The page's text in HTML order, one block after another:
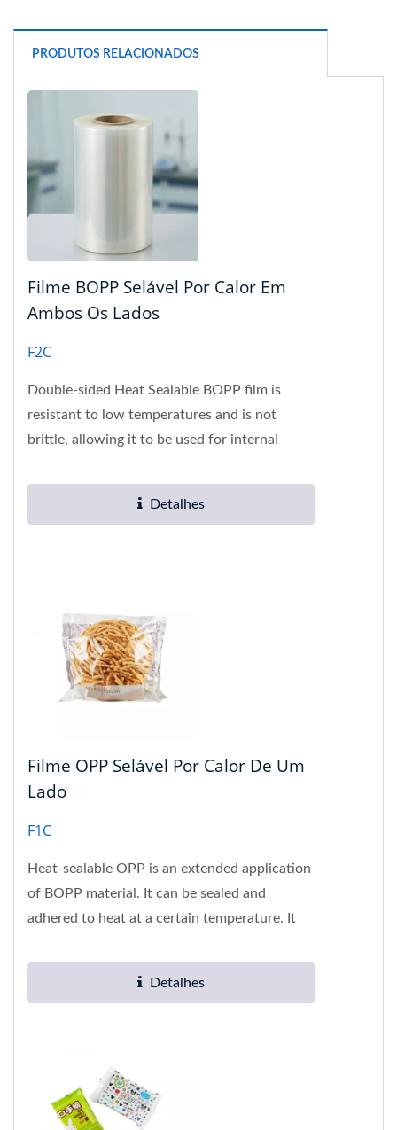
PRODUTOS RELACIONADOS
Filme BOPP Selável Por Calor Em
Ambos Os Lados
F2C
Double-sided Heat Sealable BOPP film is
resistant to low temperatures and is not
brittle, allowing it to be used for internal
Detalhes
Filme OPP Selável Por Calor De Um
Lado
F1C
Heat-sealable OPP is an extended application
of BOPP material. It can be sealed and
adhered to heat at a certain temperature. It
Detalhes